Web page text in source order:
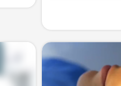
1614 0